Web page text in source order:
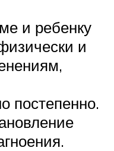
и ребенку
и
постепенно.